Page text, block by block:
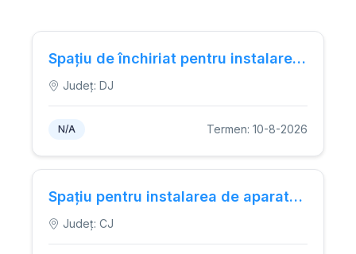
Spațiu de închiriat pentru instalarea unui automat de gustări, apă și băuturi răcoritoare.
Județ: DJ
N/A Termen: 10-8-2026
Spațiu pentru instalarea de aparate automate de cafea și snackuri.
Județ: CJ